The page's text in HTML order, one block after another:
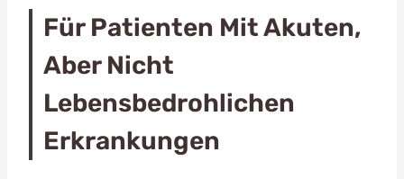
Für Patienten Mit Akuten,
Aber Nicht
Lebensbedrohlichen
Erkrankungen